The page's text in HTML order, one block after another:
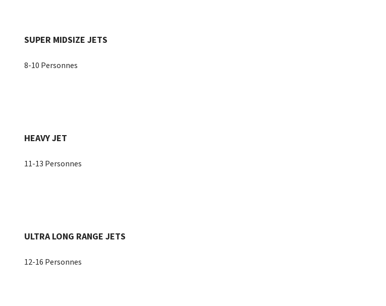
SUPER MIDSIZE JETS
8-10 Personnes
HEAVY JET
11-13 Personnes
ULTRA LONG RANGE JETS
12-16 Personnes